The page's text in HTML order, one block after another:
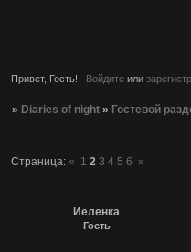
Привет, Гость! Войдитеили
» Diaries of night » Гостевой
Страница:« 1 2 3 4 5 6 »
Иеленка
Гость